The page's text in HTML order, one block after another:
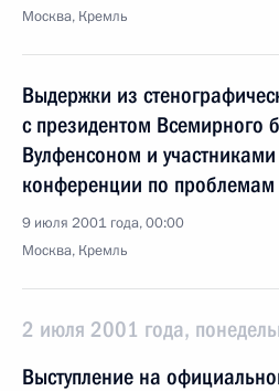
Москва, Кремль
Выдержки из
с президентом Всемирного
Вулфенсоном и
конференции по проблемам
9 июля 2001 года, 00:00
Москва, Кремль
2 июля 2001 года,
Выступление на